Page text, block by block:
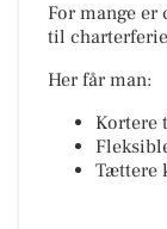
For mange
til
Her får man:
Kortere
Tættere